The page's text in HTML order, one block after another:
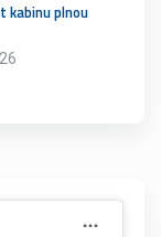
kabinu plnou